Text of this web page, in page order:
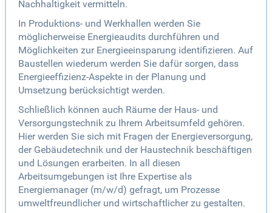
Nachhaltigkeit vermitteln.
In Produktions- und Werkhallen werden Sie
möglicherweise Energieaudits durchführen und
Möglichkeiten zur Energieeinsparung identifizieren. Auf
Baustellen wiederum werden Sie dafür sorgen, dass
Energieeffizienz-Aspekte in der Planung und
Umsetzung berücksichtigt werden.
Schließlich können auch Räume der Haus- und
Versorgungstechnik zu Ihrem Arbeitsumfeld gehören.
Hier werden Sie sich mit Fragen der Energieversorgung,
der Gebäudetechnik und der Haustechnik beschäftigen
und Lösungen erarbeiten. In all diesen
Arbeitsumgebungen ist Ihre Expertise als
Energiemanager (m/w/d) gefragt, um Prozesse
umweltfreundlicher und wirtschaftlicher zu gestalten.